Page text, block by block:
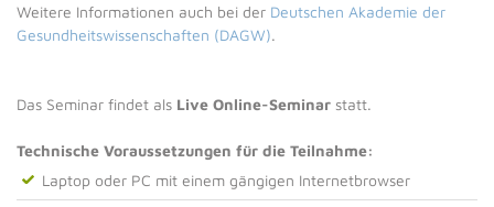
Weitere Informationen auch bei der Deutschen Akademie der
Gesundheitswissenschaften (DAGW).
Das Seminar findet als Live Online-Seminar statt.
Technische Voraussetzungen für die Teilnahme:
Laptop oder PC mit einem gängigen Internetbrowser